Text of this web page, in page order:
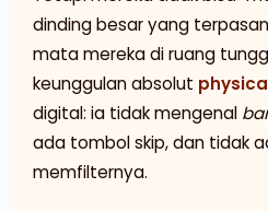
dinding besar yang
mata mereka di ruang
keunggulan absolut
digital: ia tidak mengenal
ada tombol skip, dan tidak
memfilternya.